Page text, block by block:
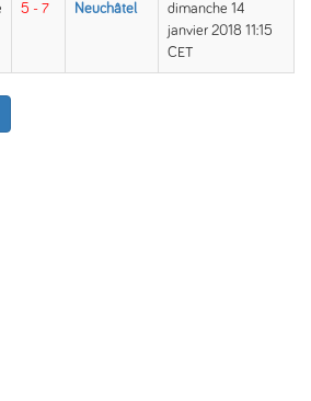
5 - 7 Neuchâtel
dimanche 14
janvier 2018 11:15
CET